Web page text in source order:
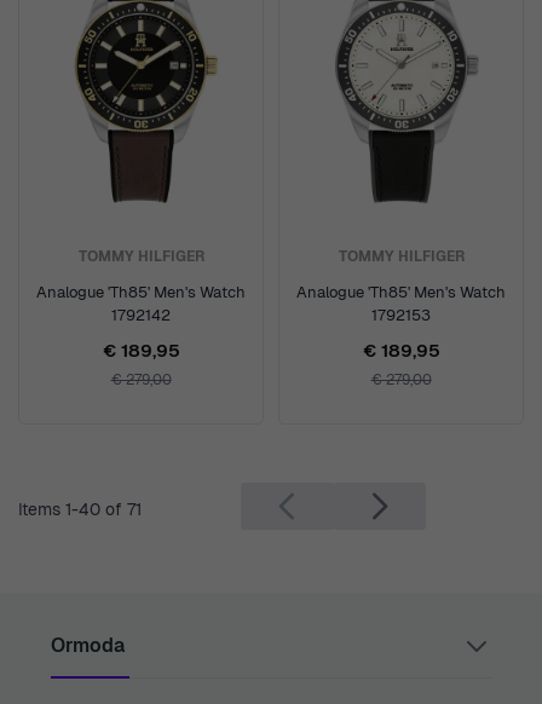
TOMMY HILFIGER
Analogue 'Th85' Men's Watch
1792142
€ 189,95
€ 279,00
TOMMY HILFIGER
Analogue 'Th85' Men's Watch
1792153
€ 189,95
€ 279,00
Items 1-40 of 71
Ormoda